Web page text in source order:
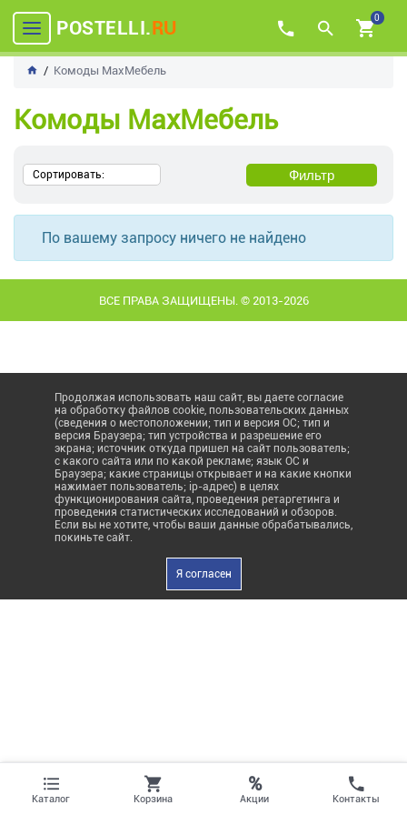
POSTELLI.RU 0
Комоды MaxМебель
Комоды MaxМебель
Сортировать: Фильтр
По вашему запросу ничего не найдено
ВСЕ ПРАВА ЗАЩИЩЕНЫ. © 2013-2026
Продолжая использовать наш сайт, вы даете согласие
на обработку файлов cookie, пользовательских данных
(сведения о местоположении; тип и версия ОС; тип и
версия Браузера; тип устройства и разрешение его
экрана; источник откуда пришел на сайт пользователь;
с какого сайта или по какой рекламе; язык ОС и
Браузера; какие страницы открывает и на какие кнопки
нажимает пользователь; ip-адрес) в целях
функционирования сайта, проведения ретаргетинга и
проведения статистических исследований и обзоров.
Если вы не хотите, чтобы ваши данные обрабатывались,
покиньте сайт.
Я согласен
Каталог Корзина
%
Акции Контакты